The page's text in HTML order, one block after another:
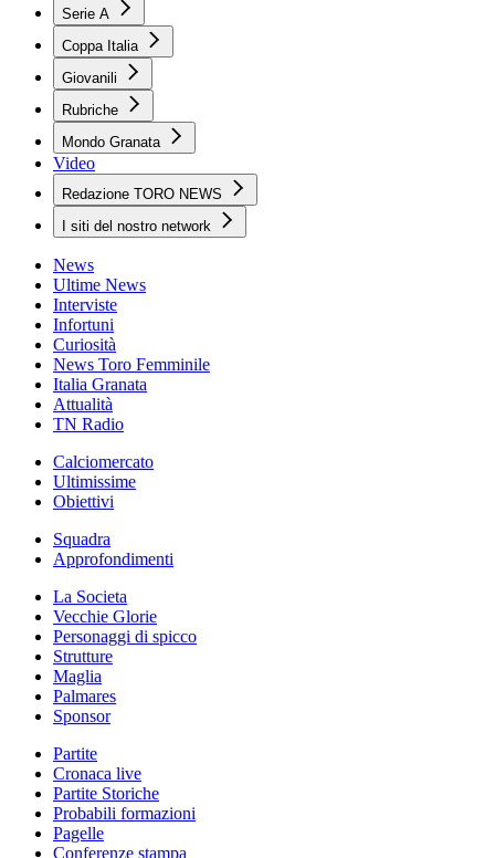
Serie A
Coppa Italia
Giovanili
Rubriche
Mondo Granata
Video
Redazione TORO NEWS
I siti del nostro network
News
Ultime News
Interviste
Infortuni
Curiosità
News Toro Femminile
Italia Granata
Attualità
TN Radio
Calciomercato
Ultimissime
Obiettivi
Squadra
Approfondimenti
La Societa
Vecchie Glorie
Personaggi di spicco
Strutture
Maglia
Palmares
Sponsor
Partite
Cronaca live
Partite Storiche
Probabili formazioni
Pagelle
Conferenze stampa